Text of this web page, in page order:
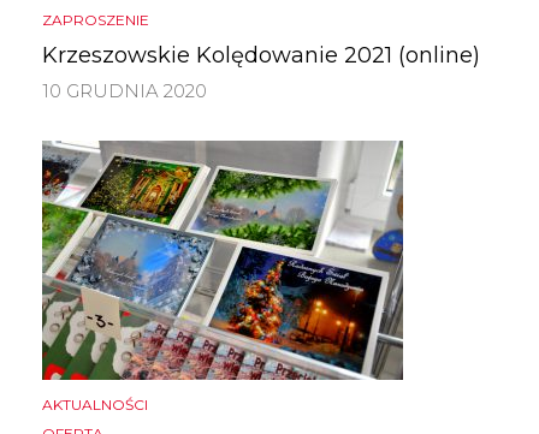
ZAPROSZENIE
Krzeszowskie Kolędowanie 2021 (online)
10 GRUDNIA 2020
AKTUALNOŚCI